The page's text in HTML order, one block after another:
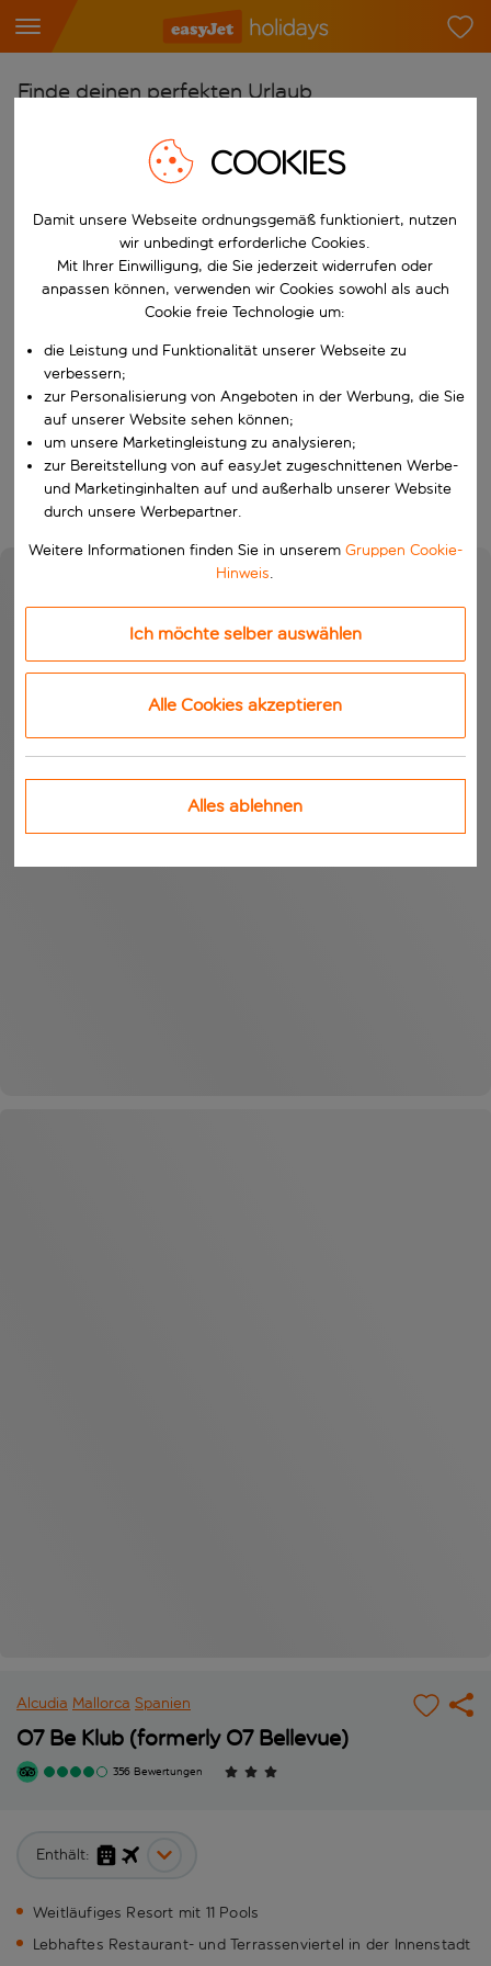
Finde deinen perfekten Urlaub
Flughafen wählen
Beginne mit der Eingabe für die automatische
Reiseziel wählen
Nach
Wähle ein Ab- und Rückflugdatum aus.
Reisezeitraum wählen
Wann
Wer
Suchen
Alcudia Mallorca Spanien
O7 Be Klub (formerly O7 Bellevue)
356 Bewertungen
Enthält:
Weitläufiges Resort mit 11 Pools
Lebhaftes Restaurant- und Terrassenviertel in der Innenstadt
COOKIES
Damit unsere Webseite ordnungsgemäß funktioniert, nutzen
wir unbedingt erforderliche Cookies.
Mit Ihrer Einwilligung, die Sie jederzeit widerrufen oder
anpassen können, verwenden wir Cookies sowohl als auch
Cookie freie Technologie um:
die Leistung und Funktionalität unserer Webseite zu
verbessern;
zur Personalisierung von Angeboten in der Werbung, die Sie
auf unserer Website sehen können;
um unsere Marketingleistung zu analysieren;
zur Bereitstellung von auf easyJet zugeschnittenen Werbe-
und Marketinginhalten auf und außerhalb unserer Website
durch unsere Werbepartner.
Weitere Informationen finden Sie in unserem Gruppen Cookie-
Hinweis.
Ich möchte selber auswählen
Alle Cookies akzeptieren
Alles ablehnen